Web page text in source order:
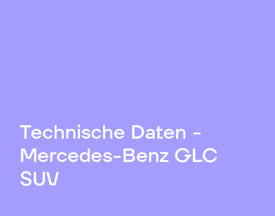
Technische Daten -
Mercedes-Benz GLC
SUV